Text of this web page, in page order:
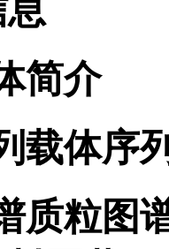
简介
载体序
质粒图